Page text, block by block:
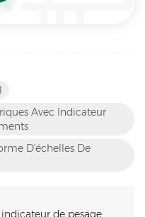
Avec Indicateur
D'échelles De
de pesage